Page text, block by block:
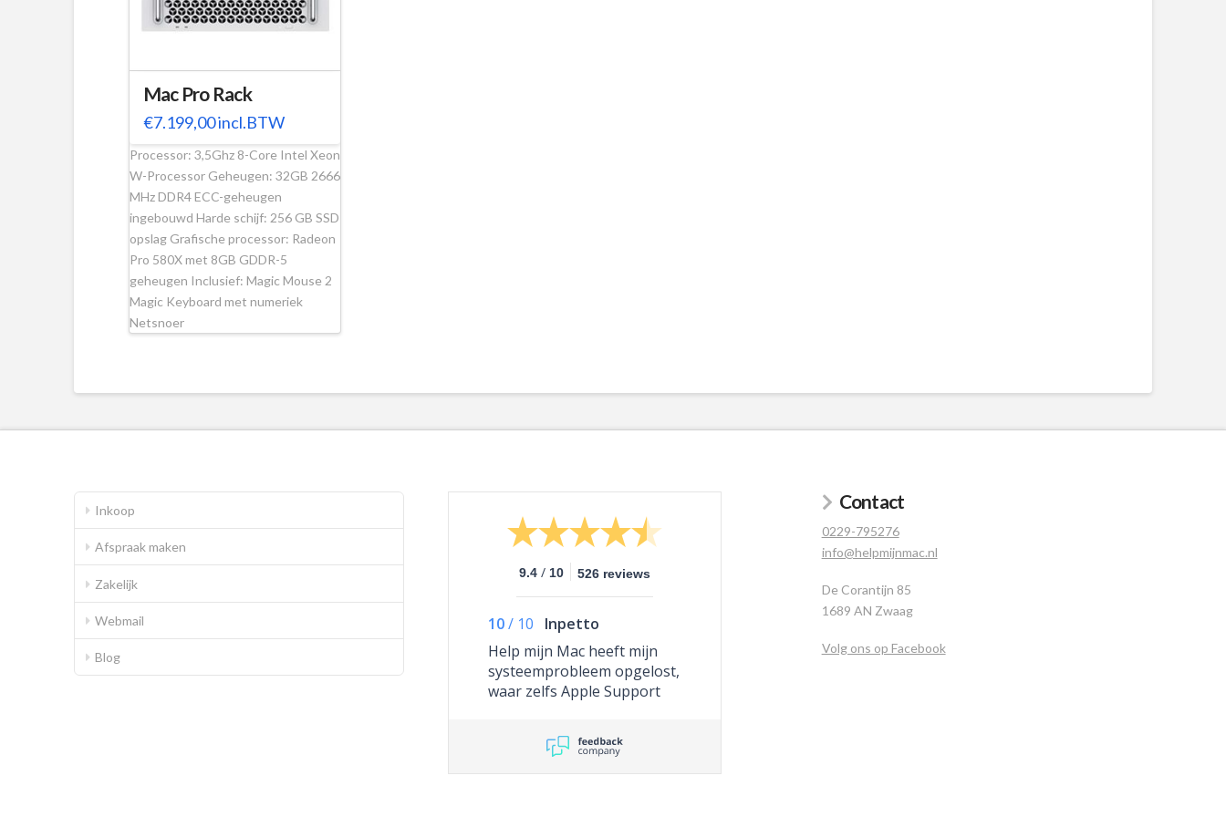
Mac Pro Rack
€7.199,00incl.BTW
Processor: 3,5Ghz 8-Core Intel Xeon
W-Processor Geheugen: 32GB 2666
MHz DDR4 ECC-geheugen
ingebouwd Harde schijf: 256 GB SSD
opslag Grafische processor: Radeon
Pro 580X met 8GB GDDR-5
geheugen Inclusief: Magic Mouse 2
Magic Keyboard met numeriek
Netsnoer
Inkoop
Afspraak maken
Zakelijk
Webmail
Blog
9.4 / 10 526 reviews
10/ 10
Inpetto
Help mijn Mac heeft mijn
systeemprobleem opgelost,
waar zelfs Apple Support
Contact
0229-795276
info@helpmijnmac.nl
De Corantijn 85
1689 AN Zwaag
Volg ons op Facebook